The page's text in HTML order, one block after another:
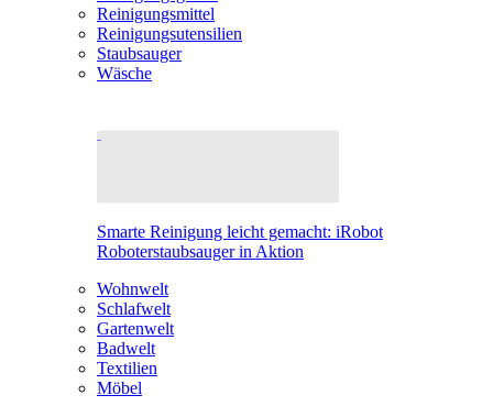
Reinigungsmittel
Reinigungsutensilien
Staubsauger
Wäsche
Smarte Reinigung leicht gemacht: iRobot
Roboterstaubsauger in Aktion
Wohnwelt
Schlafwelt
Gartenwelt
Badwelt
Textilien
Möbel